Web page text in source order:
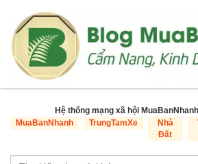
Hệ thống mạng xã hội
MuaBanNhanh
TrungTamXe
Nhà
Đất